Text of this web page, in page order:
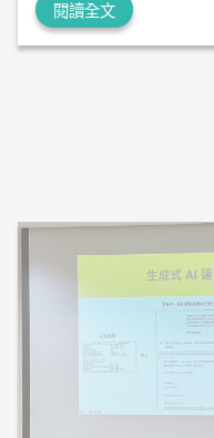
閱讀全文